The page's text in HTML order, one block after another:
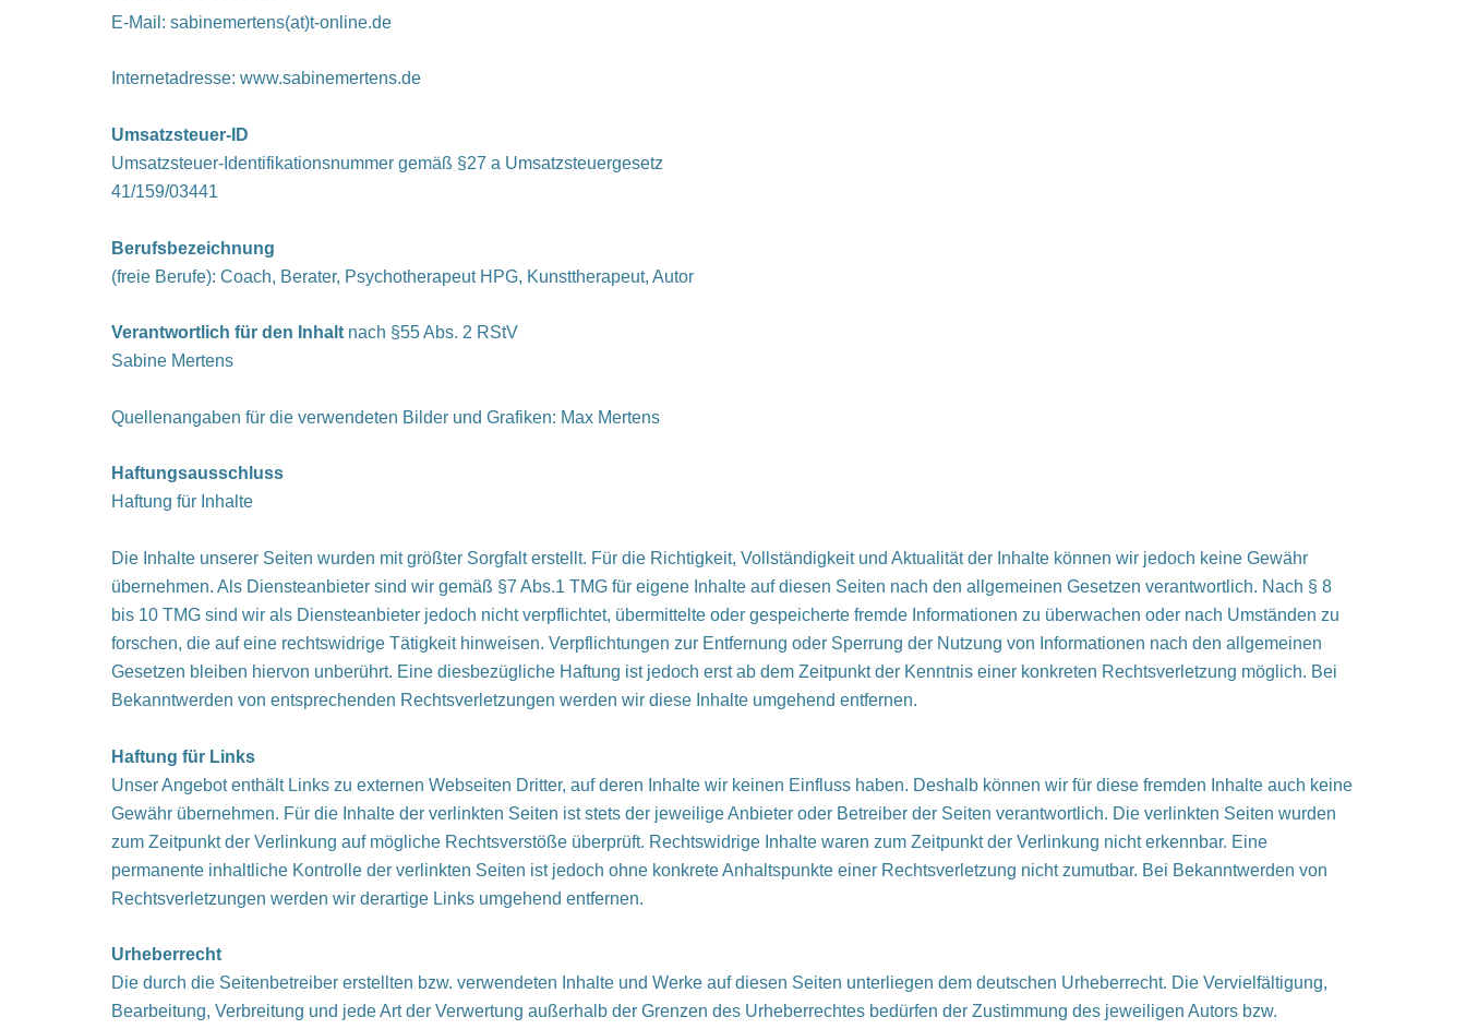
E-Mail: sabinemertens(at)t-online.de
Internetadresse: www.sabinemertens.de
Umsatzsteuer-ID
Umsatzsteuer-Identifikationsnummer gemäß §27 a Umsatzsteuergesetz
41/159/03441
Berufsbezeichnung
(freie Berufe): Coach, Berater, Psychotherapeut HPG, Kunsttherapeut, Autor
Verantwortlich für den Inhalt nach §55 Abs. 2 RStV
Sabine Mertens
Quellenangaben für die verwendeten Bilder und Grafiken: Max Mertens
Haftungsausschluss
Haftung für Inhalte
Die Inhalte unserer Seiten wurden mit größter Sorgfalt erstellt. Für die Richtigkeit, Vollständigkeit und Aktualität der Inhalte können wir jedoch keine Gewähr
übernehmen. Als Diensteanbieter sind wir gemäß §7 Abs.1 TMG für eigene Inhalte auf diesen Seiten nach den allgemeinen Gesetzen verantwortlich. Nach § 8
bis 10 TMG sind wir als Diensteanbieter jedoch nicht verpflichtet, übermittelte oder gespeicherte fremde Informationen zu überwachen oder nach Umständen zu
forschen, die auf eine rechtswidrige Tätigkeit hinweisen. Verpflichtungen zur Entfernung oder Sperrung der Nutzung von Informationen nach den allgemeinen
Gesetzen bleiben hiervon unberührt. Eine diesbezügliche Haftung ist jedoch erst ab dem Zeitpunkt der Kenntnis einer konkreten Rechtsverletzung möglich. Bei
Bekanntwerden von entsprechenden Rechtsverletzungen werden wir diese Inhalte umgehend entfernen.
Haftung für Links
Unser Angebot enthält Links zu externen Webseiten Dritter, auf deren Inhalte wir keinen Einfluss haben. Deshalb können wir für diese fremden Inhalte auch keine
Gewähr übernehmen. Für die Inhalte der verlinkten Seiten ist stets der jeweilige Anbieter oder Betreiber der Seiten verantwortlich. Die verlinkten Seiten wurden
zum Zeitpunkt der Verlinkung auf mögliche Rechtsverstöße überprüft. Rechtswidrige Inhalte waren zum Zeitpunkt der Verlinkung nicht erkennbar. Eine
permanente inhaltliche Kontrolle der verlinkten Seiten ist jedoch ohne konkrete Anhaltspunkte einer Rechtsverletzung nicht zumutbar. Bei Bekanntwerden von
Rechtsverletzungen werden wir derartige Links umgehend entfernen.
Urheberrecht
Die durch die Seitenbetreiber erstellten bzw. verwendeten Inhalte und Werke auf diesen Seiten unterliegen dem deutschen Urheberrecht. Die Vervielfältigung,
Bearbeitung, Verbreitung und jede Art der Verwertung außerhalb der Grenzen des Urheberrechtes bedürfen der Zustimmung des jeweiligen Autors bzw.